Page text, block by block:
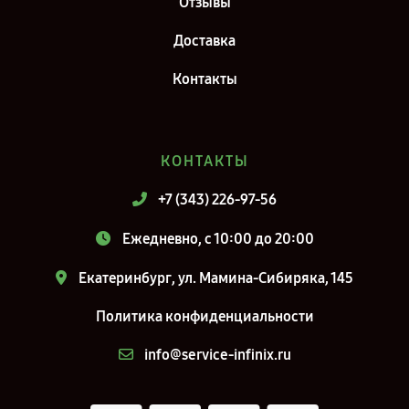
Доставка
Контакты
КОНТАКТЫ
+7 (343) 226-97-56
Ежедневно, с 10:00 до 20:00
Екатеринбург, ул. Мамина-Сибиряка, 145
Политика конфиденциальности
info@service-infinix.ru